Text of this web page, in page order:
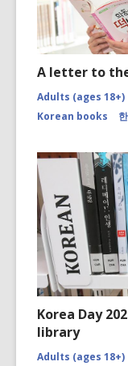
A letter to
Adults (ages 18+)
Korean books
Korea Day
library
Adults (ages 18+)